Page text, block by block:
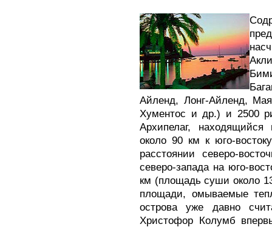
Айленд, Лонг-Айленд,
Хументос и др.) и 2500
Архипелаг,
около 90 км к юго-
расстоянии северо-
северо-запада на юго-
км (площадь суши около
площади, омываемые
острова уже давно
Христофор Колумб